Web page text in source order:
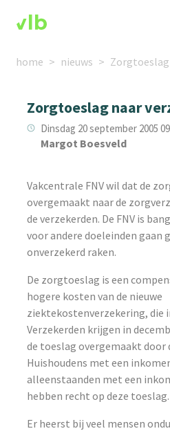
home nieuws
Zorgtoeslag naar
Dinsdag 20 september 2005
Margot Boesveld
Vakcentrale FNV wil dat de
overgemaakt naar de
de verzekerden. De FNV is
voor andere doeleinden gaan
onverzekerd raken.
De zorgtoeslag is een
hogere kosten van de nieuwe
ziektekostenverzekering, die
Verzekerden krijgen in
de toeslag overgemaakt door
Huishoudens met een
alleenstaanden met een
hebben recht op deze toeslag.
Er heerst bij veel mensen